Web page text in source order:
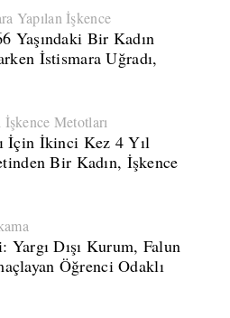
Yapılan İşkence
Yaşındaki Bir Kadın
İstismara Uğradı,
Metotları
İçin İkinci Kez 4 Yıl
Bir Kadın, İşkence
Dışı Kurum, Falun
Öğrenci Odaklı